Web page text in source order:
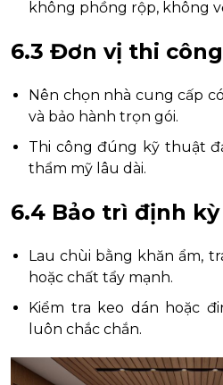
không phồng rộp, không
6.3 Đơn vị thi
Nên chọn nhà cung cấp
và bảo hành trọn gói.
Thi công đúng kỹ thuật
thẩm mỹ lâu dài.
6.4 Bảo trì định kỳ
Lau chùi bằng khăn ẩm,
hoặc chất tẩy mạnh.
Kiểm tra keo dán hoặc
luôn chắc chắn.